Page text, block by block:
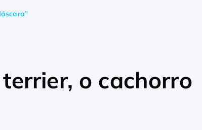
o cachorro